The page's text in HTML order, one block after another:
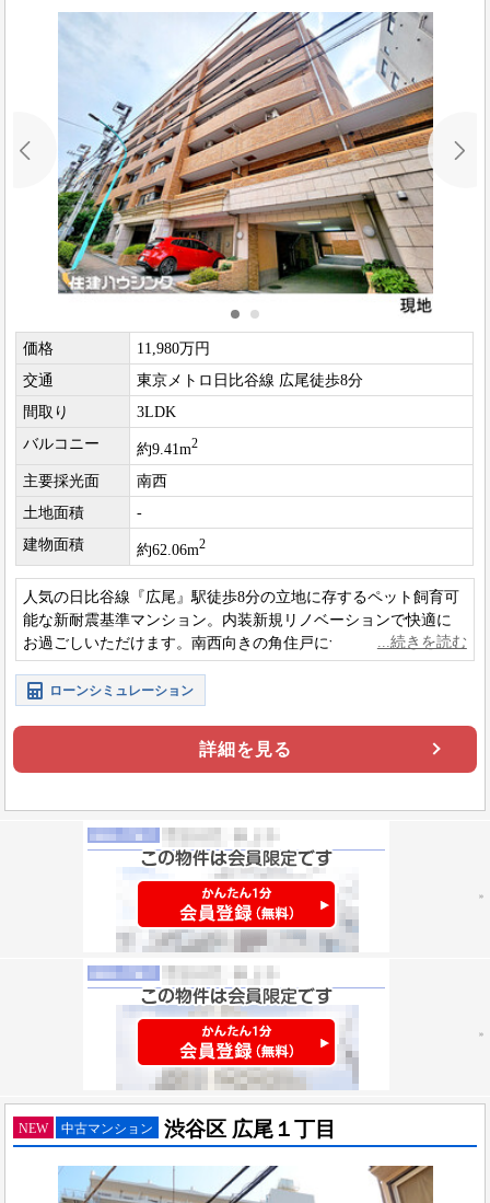
価格
11,980万円
交通
東京メトロ日比谷線 広尾徒歩8分
間取り
3LDK
バルコニー
約9.41m2
主要採光面
南西
土地面積
-
建物面積
約62.06m2
人気の日比谷線『広尾』駅徒歩8分の立地に存するペット飼育可
能な新耐震基準マンション。内装新規リノベーションで快適に
お過ごしいただけます。南西向きの角住戸につき陽当たり良好
です。
ローンシミュレーション
詳細を見る
NEW 中古マンション 渋谷区 広尾１丁目